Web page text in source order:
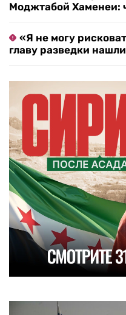
Моджтабой Хаменеи:
«Я не могу
главу разведки